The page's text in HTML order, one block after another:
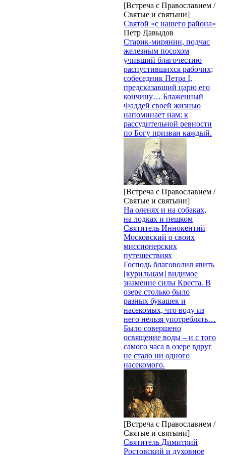
[Встреча с Православием /
Святые и святыни]
Святой «с нашего района»
Петр Давыдов
Старик-мирянин, подчас
железным посохом
учивший благочестию
распустившихся рабочих;
собеседник Петра I,
предсказавший царю его
кончину… Блаженный
Фаддей своей жизнью
напоминает нам: к
рассудительной ревности
по Богу призван каждый.
[Встреча с Православием /
Святые и святыни]
На оленях и на собаках,
на лодках и пешком
Святитель Иннокентий
Московский о своих
миссионерских
путешествиях
Господь благоволил явить
[курильцам] видимое
знамение силы Креста. В
озере столько было
разных букашек и
насекомых, что воду из
него нельзя употреблять…
Было совершено
освящение воды – и с того
самого часа в озере вдруг
не стало ни одного
насекомого.
[Встреча с Православием /
Святые и святыни]
Святитель Димитрий
Ростовский и духовное